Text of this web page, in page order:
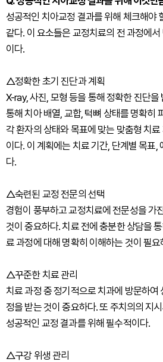
성공적인 치아교정 결과를 위해 체크해야
같다. 이 요소들은 교정치료의 전 과정에
이다.
△정확한 초기 진단과 계획
X-ray, 사진, 모형 등을 통해 정확한 진단을
통해 치아 배열, 교합, 턱뼈 상태를 명확히
각 환자의 상태와 목표에 맞는 맞춤형 치
이다. 이 계획에는 치료 기간, 단계별 목표,
다.
△숙련된 교정 전문의 선택
경험이 풍부하고 교정치료에 전문성을 가
것이 중요하다. 치료 전에 충분한 상담을
료 과정에 대해 명확히 이해하는 것이 필요
△꾸준한 치료 관리
치료 과정 중 정기적으로 치과에 방문하여
정을 받는 것이 중요하다. 또 주치의의 지
성공적인 교정 결과를 위해 필수적이다.
△구강 위생 관리